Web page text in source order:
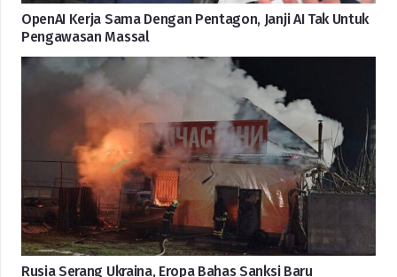
OpenAI Kerja Sama Dengan Pentagon, Janji AI Tak Untuk
Pengawasan Massal
Rusia Serang Ukraina, Eropa Bahas Sanksi Baru